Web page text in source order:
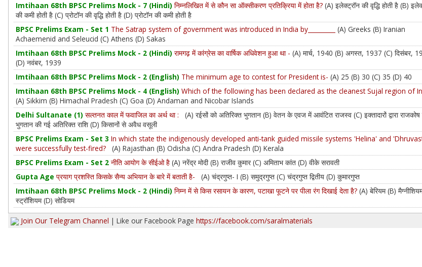
Imtihaan 68th BPSC Prelims Mock - 7 (Hindi) निम्नलिखित में से कौन सा ऑक्सीकरण प्रतिक्रिया में होता है? (A) इलेक्ट्रॉन की वृद्धि होती है (B)
की कमी होती है (C) प्रोटॉन की वृद्धि होती है (D) प्रोटॉन की कमी होती है
BPSC Prelims Exam - Set 1 The Satrap system of government was introduced in India by_________ (A) Greeks (B) Iranian
Achaemenid and Seleucid (C) Athens (D) Sakas
Imtihaan 68th BPSC Prelims Mock - 2 (Hindi) रामगढ़ में कांग्रेस का वार्षिक अधिवेशन हुआ था - (A) मार्च, 1940 (B) अगस्त, 1937 (C) दिसंबर,
(D) नवंबर, 1939
Imtihaan 68th BPSC Prelims Mock - 2 (English) The minimum age to contest for President is- (A) 25 (B) 30 (C) 35 (D) 40
Imtihaan 68th BPSC Prelims Mock - 4 (English) Which of the following has been declared as the cleanest Sujal region of
(A) Sikkim (B) Himachal Pradesh (C) Goa (D) Andaman and Nicobar Islands
Delhi Sultanate (1) सल्तनत काल में फवाजिल का अर्थ था : (A) रईसों को अतिरिक्त भुगतान (B) वेतन के एवज में आवंटित राजस्व (C) इक्तादारों द्वारा राजकोष
भुगतान की गई अतिरिक्त राशि (D) किसानों से अवैध वसूली
BPSC Prelims Exam - Set 3 In which state the indigenously developed anti-tank guided missile systems 'Helina' and
were successfully test-fired? (A) Rajasthan (B) Odisha (C) Andra Pradesh (D) Kerala
BPSC Prelims Exam - Set 2 नीति आयोग के सीईओ है (A) नरेंद्र मोदी (B) राजीव कुमार (C) अमिताभ कांत (D) वीके सरावती
Gupta Age प्रयाग प्रशस्ति किसके सैन्य अभियान के बारे में बताती है- (A) चंद्रगुप्त- I (B) समुद्रगुप्त (C) चंद्रगुप्त द्वितीय (D) कुमारगुप्त
Imtihaan 68th BPSC Prelims Mock - 2 (Hindi) निम्न में से किस रसायन के कारण, पटाखा फूटने पर पीला रंग दिखाई देता है? (A) बेरियम (B)
स्ट्रॉशियम (D) सोडियम
Join Our Telegram Channel | Like our Facebook Page https://facebook.com/saralmaterials